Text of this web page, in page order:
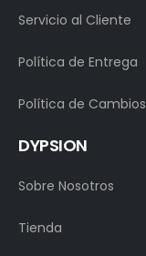
Servicio al Cliente
Política de Entrega
Política de Cambios
DYPSION
Sobre Nosotros
Tienda